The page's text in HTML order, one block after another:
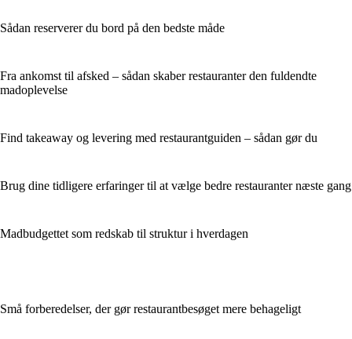
Sådan reserverer du bord på den bedste måde
Fra ankomst til afsked – sådan skaber restauranter den fuldendte
madoplevelse
Find takeaway og levering med restaurantguiden – sådan gør du
Brug dine tidligere erfaringer til at vælge bedre restauranter næste gang
Madbudgettet som redskab til struktur i hverdagen
Små forberedelser, der gør restaurantbesøget mere behageligt